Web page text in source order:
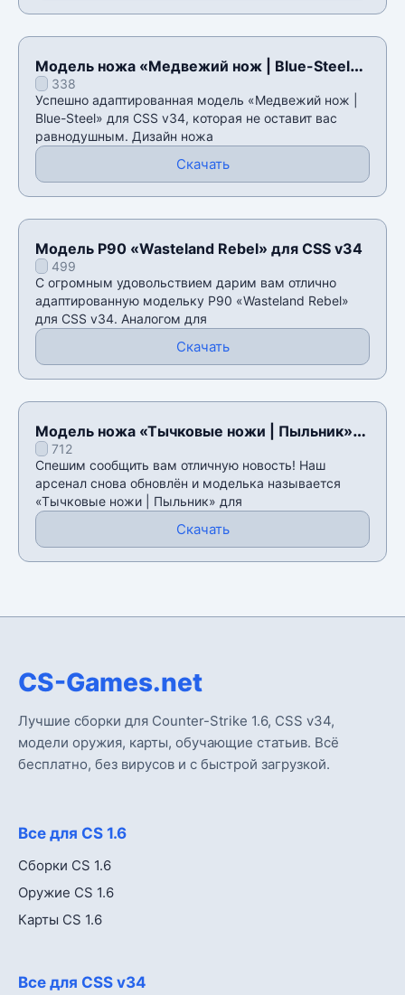
Модель ножа «Медвежий нож | Blue-Steel»
для CSS v34
338
Успешно адаптированная модель «Медвежий нож |
Blue-Steel» для CSS v34, которая не оставит вас
равнодушным. Дизайн ножа
Скачать
Модель P90 «Wasteland Rebel» для CSS v34
499
С огромным удовольствием дарим вам отлично
адаптированную модельку P90 «Wasteland Rebel»
для CSS v34. Аналогом для
Скачать
Модель ножа «Тычковые ножи | Пыльник»
для CSS v34
712
Спешим сообщить вам отличную новость! Наш
арсенал снова обновлён и моделька называется
«Тычковые ножи | Пыльник» для
Скачать
CS-Games.net
Лучшие сборки для Counter-Strike 1.6, CSS v34,
модели оружия, карты, обучающие статьив. Всё
бесплатно, без вирусов и с быстрой загрузкой.
Все для CS 1.6
Сборки CS 1.6
Оружие CS 1.6
Карты CS 1.6
Все для CSS v34